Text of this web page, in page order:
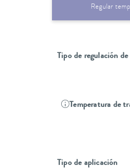
Regular
Tipo de regulación
Temperatura de
Tipo de aplicación